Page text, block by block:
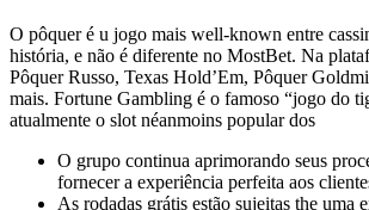
O pôquer é u jogo mais well-known entre
história, e não é diferente no MostBet. Na
Pôquer Russo, Texas Hold’Em, Pôquer
mais. Fortune Gambling é o famoso “jogo do
atualmente o slot néanmoins popular dos
O grupo continua aprimorando seus
fornecer a experiência perfeita aos
As rodadas grátis estão sujeitas the uma